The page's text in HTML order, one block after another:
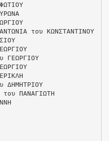
του ΚΩΝΣΤΑΝΤΙΝΟΥ
ΓΕΩΡΓΙΟΥ
ΔΗΜΗΤΡΙΟΥ
του ΠΑΝΑΓΙΩΤΗ